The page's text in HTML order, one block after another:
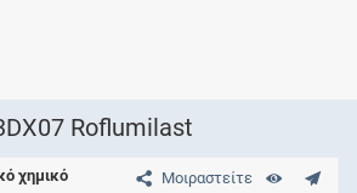
Roflumilast
Μοιραστείτε
χημικό